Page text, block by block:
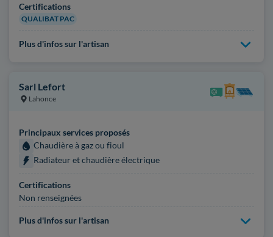
Certifications
QUALIBAT PAC
Plus d'infos sur l'artisan
Sarl Lefort
Lahonce
Principaux services proposés
Chaudière à gaz ou fioul
Radiateur et chaudière électrique
Certifications
Non renseignées
Plus d'infos sur l'artisan